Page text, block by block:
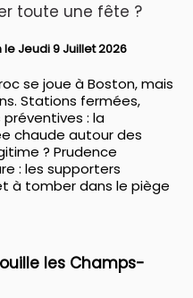
toute une fête ?
le Jeudi 9 Juillet 2026
se joue à Boston, mais
Stations fermées,
: la
chaude autour des
? Prudence
: les supporters
à tomber dans le piège
les Champs-